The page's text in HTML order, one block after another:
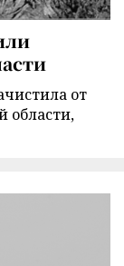
от
области,